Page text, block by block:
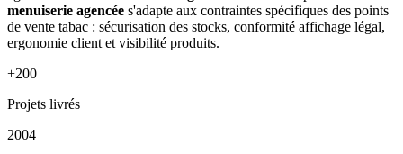
menuiserie agencée s'adapte aux contraintes spécifiques des points
de vente tabac : sécurisation des stocks, conformité affichage légal,
ergonomie client et visibilité produits.
+200
Projets livrés
2004